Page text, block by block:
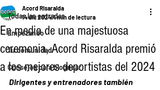
Todas las entradas
Empezando
Tu comunidad
Consejos para bloguear
En medio de una majestuosa
ceremonia, Acord Risaralda premió
a los mejores deportistas del 2024
Acord Risaralda
14 dic 20244 min de lectura
Dirigentes y entrenadores también